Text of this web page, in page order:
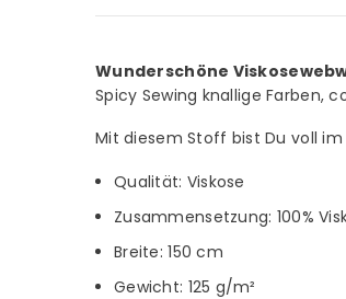
Wunderschöne
Spicy Sewing knallige Farben,
Mit diesem Stoff bist Du voll im
Qualität: Viskose
Zusammensetzung: 100%
Breite: 150 cm
Gewicht: 125 g/m²